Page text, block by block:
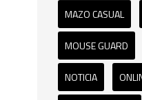
MAZO CASUAL
MOUSE GUARD
NOTICIA